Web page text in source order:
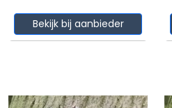
Bekijk bij aanbieder